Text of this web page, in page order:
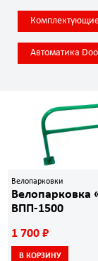
Автоматика
Велопарковки
Велопарковка
ВПП-1500
1 700 ₽
В КОРЗИНУ